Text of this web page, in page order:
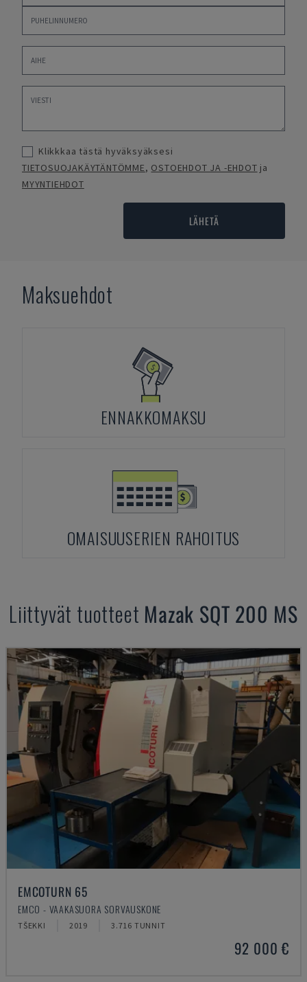
Klikkkaa tästä hyväksyäksesi
TIETOSUOJAKÄYTÄNTÖMME, OSTOEHDOT JA -EHDOT ja
MYYNTIEHDOT
LÄHETÄ
Maksuehdot
ENNAKKOMAKSU
OMAISUUSERIEN RAHOITUS
Liittyvät tuotteet Mazak SQT 200 MS
EMCOTURN 65
EMCO - VAAKASUORA SORVAUSKONE
TŠEKKI 2019 3.716 TUNNIT
92 000 €